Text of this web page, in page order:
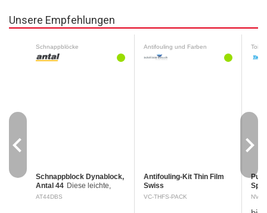
Unsere Empfehlungen
Schnappblöcke
Schnappblock Dynablock,
Antal 44 Diese leichte,
einfache und zuverlässige
AT44DBS
Antifouling und Farben
Antifouling-Kit Thin Film
Swiss
Sicherheitsdatenblatt A
VC-THFS-PACK
navigate_before navigate_next